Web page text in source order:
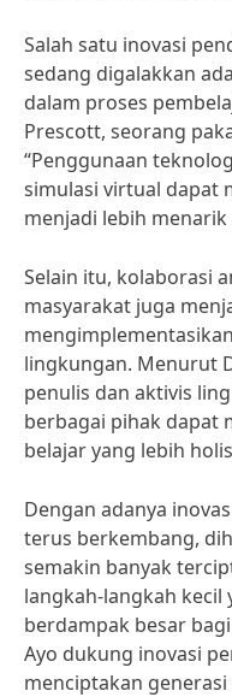
Salah satu inovasi
sedang digalakkan
dalam proses
Prescott, seorang
“Penggunaan
simulasi virtual dapat
menjadi lebih
Selain itu, kolaborasi
masyarakat juga
lingkungan. Menurut
penulis dan aktivis
berbagai pihak dapat
belajar yang lebih
Dengan adanya
terus berkembang,
semakin banyak
langkah-langkah kecil
berdampak besar
Ayo dukung inovasi
menciptakan